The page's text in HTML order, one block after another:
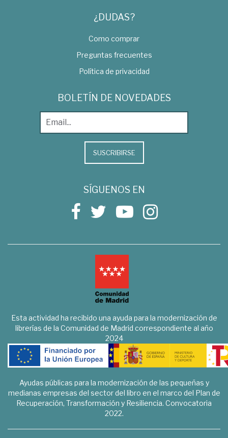
¿DUDAS?
Como comprar
Preguntas frecuentes
Política de privacidad
BOLETÍN DE NOVEDADES
SUSCRIBIRSE
SÍGUENOS EN
Esta actividad ha recibido una ayuda para la modernización de
librerías de la Comunidad de Madrid correspondiente al año
2024
Ayudas públicas para la modernización de las pequeñas y
medianas empresas del sector del libro en el marco del Plan de
Recuperación, Transformación y Resiliencia. Convocatoria
2022.